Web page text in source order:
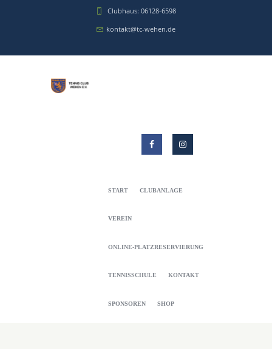
Clubhaus: 06128-6598
kontakt@tc-wehen.de
START CLUBANLAGE
VEREIN
ONLINE-PLATZRESERVIERUNG
TENNISSCHULE KONTAKT
SPONSOREN SHOP